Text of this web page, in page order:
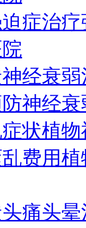
症治疗
神经衰弱
神经
状植物
费用植
头痛头